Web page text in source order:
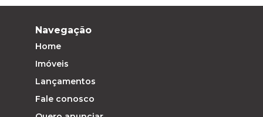
Navegação
Home
Imóveis
Lançamentos
Fale conosco